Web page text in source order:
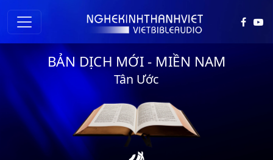
BẢN DỊCH MỚI - MIỀN NAM
Tân Ước